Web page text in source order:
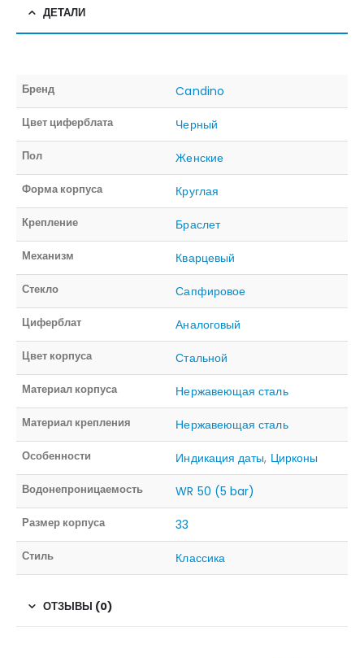
ДЕТАЛИ
Бренд Candino
Цвет циферблата Черный
Пол Женские
Форма корпуса Круглая
Крепление Браслет
Механизм Кварцевый
Стекло Сапфировое
Циферблат Аналоговый
Цвет корпуса Стальной
Материал корпуса Нержавеющая сталь
Материал крепления Нержавеющая сталь
Особенности Индикация даты, Цирконы
Водонепроницаемость WR 50 (5 bar)
Размер корпуса 33
Стиль Классика
ОТЗЫВЫ (0)